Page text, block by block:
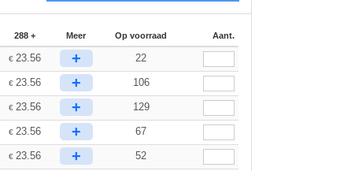
288 + Meer Op voorraad Aant.
€23.56 + 22
€23.56 + 106
€23.56 + 129
€23.56 + 67
€23.56 + 52